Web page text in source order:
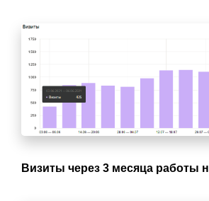
Визиты через 3 месяца работы